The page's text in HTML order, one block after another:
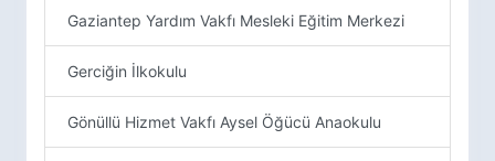
Gaziantep Yardım Vakfı Mesleki Eğitim Merkezi
Gerciğin İlkokulu
Gönüllü Hizmet Vakfı Aysel Öğücü Anaokulu